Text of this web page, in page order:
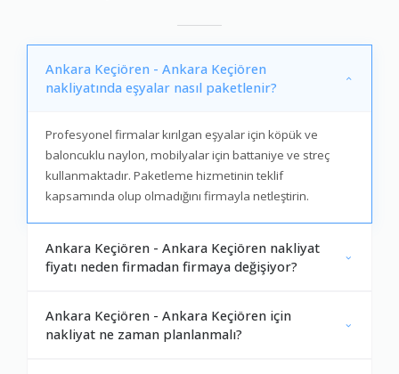
Ankara Keçiören - Ankara Keçiören
nakliyatında eşyalar nasıl paketlenir?
Profesyonel firmalar kırılgan eşyalar için köpük ve
baloncuklu naylon, mobilyalar için battaniye ve streç
kullanmaktadır. Paketleme hizmetinin teklif
kapsamında olup olmadığını firmayla netleştirin.
Ankara Keçiören - Ankara Keçiören nakliyat
fiyatı neden firmadan firmaya değişiyor?
Ankara Keçiören - Ankara Keçiören için
nakliyat ne zaman planlanmalı?